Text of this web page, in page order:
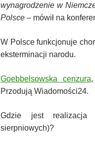
wynagrodzenie w
Polsce – mówił na
W Polsce funkcjonuje
eksterminacji narodu.
Goebbelsowska cenzura
Przodują Wiadomości24.
Gdzie jest realizacja
sierpniowych)?